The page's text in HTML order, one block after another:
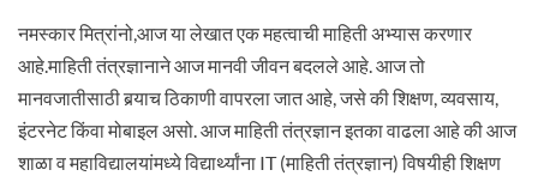
नमस्कार मित्रांनो,आज या लेखात एक महत्वाची माहिती अभ्यास करणार
आहे.माहिती तंत्रज्ञानाने आज मानवी जीवन बदलले आहे. आज तो
मानवजातीसाठी बर्‍याच ठिकाणी वापरला जात आहे, जसे की शिक्षण, व्यवसाय,
इंटरनेट किंवा मोबाइल असो. आज माहिती तंत्रज्ञान इतका वाढला आहे की आज
शाळा व महाविद्यालयांमध्ये विद्यार्थ्यांना IT (माहिती तंत्रज्ञान) विषयीही शिक्षण